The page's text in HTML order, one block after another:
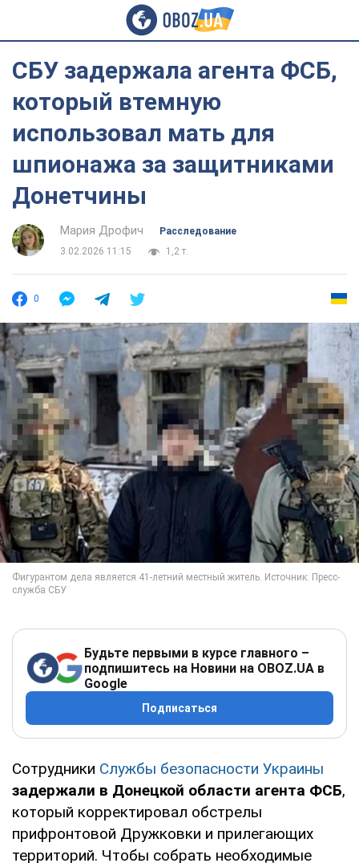
СБУ задержала агента ФСБ,
который втемную
использовал мать для
шпионажа за защитниками
Донетчины
Мария Дрофич
Расследование
3.02.2026 11:15
1,2 т.
0
Будьте первыми в курсе главного –
подпишитесь на Новини на OBOZ.UA в
Google
Подписаться
Сотрудники Службы безопасности Украины
задержали в Донецкой области агента ФСБ,
который корректировал обстрелы
прифронтовой Дружковки и прилегающих
территорий. Чтобы собрать необходимые